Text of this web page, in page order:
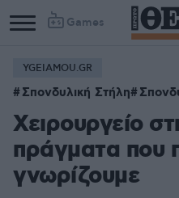
Games
YGEIAMOU.GR
Σπονδυλική Στήλη
Χειρουργείο
πράγματα που
γνωρίζουμε